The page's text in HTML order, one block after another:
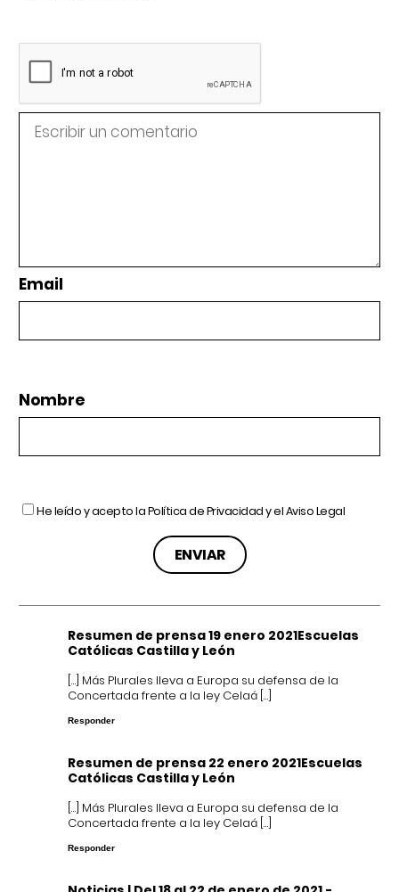
Email
Nombre
He leído y acepto laPolítica de Privacidady elAviso Legal
Resumen de prensa 19 enero 2021Escuelas
Católicas Castilla y León
[…] Más Plurales lleva a Europa su defensa de la
Concertada frente a la ley Celaá […]
Responder
Resumen de prensa 22 enero 2021Escuelas
Católicas Castilla y León
[…] Más Plurales lleva a Europa su defensa de la
Concertada frente a la ley Celaá […]
Responder